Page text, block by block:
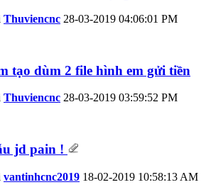
Thuviencnc 28-03-2019 04:06:01 PM
tạo dùm 2 file hình em gửi tiền
Thuviencnc 28-03-2019 03:59:52 PM
jd pain !
vantinhcnc2019 18-02-2019 10:58:13 AM